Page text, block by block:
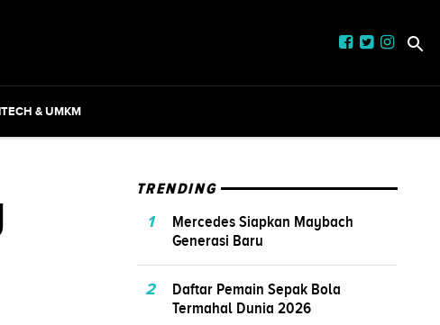
& UMKM
TRENDING
1
Mercedes Siapkan Maybach
Generasi Baru
2
Daftar Pemain Sepak Bola
Termahal Dunia 2026